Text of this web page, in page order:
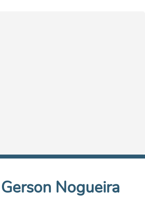
Gerson Nogueira